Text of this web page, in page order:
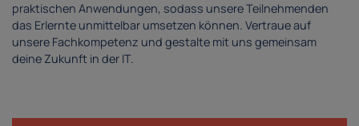
praktischen Anwendungen, sodass unsere Teilnehmenden
das Erlernte unmittelbar umsetzen können. Vertraue auf
unsere Fachkompetenz und gestalte mit uns gemeinsam
deine Zukunft in der IT.